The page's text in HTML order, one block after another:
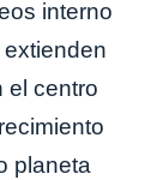
interno
el centro
planeta